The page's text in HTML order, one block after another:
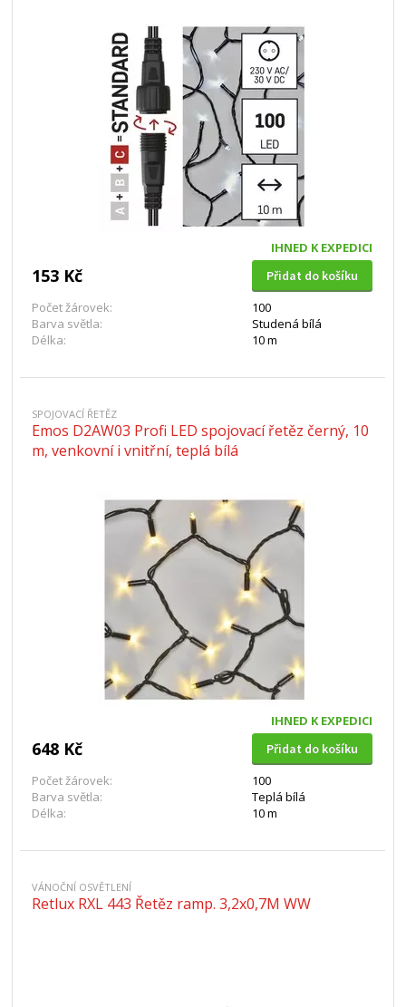
IHNED K EXPEDICI
153 Kč
Přidat do košíku
Počet žárovek:
100
Barva světla:
Studená bílá
Délka:
10 m
SPOJOVACÍ ŘETĚZ
Emos D2AW03 Profi LED spojovací řetěz černý, 10
m, venkovní i vnitřní, teplá bílá
IHNED K EXPEDICI
648 Kč
Přidat do košíku
Počet žárovek:
100
Barva světla:
Teplá bílá
Délka:
10 m
VÁNOČNÍ OSVĚTLENÍ
Retlux RXL 443 Řetěz ramp. 3,2x0,7M WW